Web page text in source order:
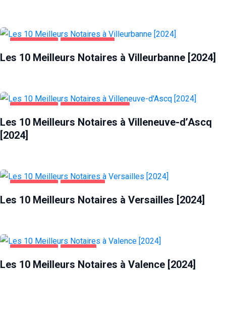
Les 10 Meilleurs Notaires à Villeurbanne [2024]
Les 10 Meilleurs Notaires à Villeneuve-d’Ascq
[2024]
Les 10 Meilleurs Notaires à Versailles [2024]
Les 10 Meilleurs Notaires à Valence [2024]